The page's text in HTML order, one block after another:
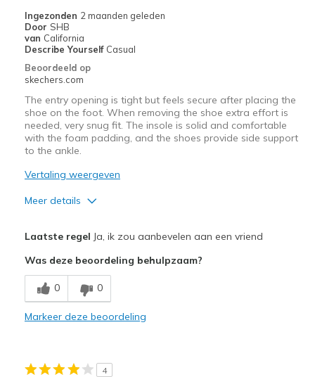
Ingezonden 2 maanden geleden
Door SHB
van California
Describe Yourself Casual
Beoordeeld op
skechers.com
The entry opening is tight but feels secure after placing the
shoe on the foot. When removing the shoe extra effort is
needed, very snug fit. The insole is solid and comfortable
with the foam padding, and the shoes provide side support
to the ankle.
Vertaling weergeven
Meer details
Minpunten
Heavier than casual styles.
Laatste regel Ja, ik zou aanbevelen aan een vriend
Was deze beoordeling behulpzaam?
0 0
Markeer deze beoordeling
4